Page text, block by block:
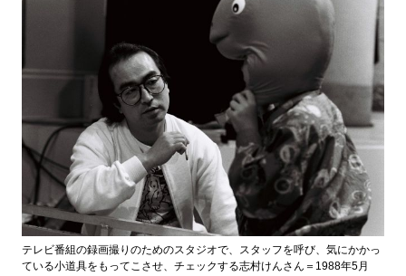
テレビ番組の録画撮りのためのスタジオで、スタッフを呼び、気にかかっ
ている小道具をもってこさせ、チェックする志村けんさん＝1988年5月